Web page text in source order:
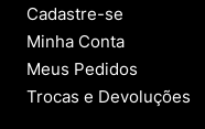
Cadastre-se
Minha Conta
Meus Pedidos
Trocas e Devoluções